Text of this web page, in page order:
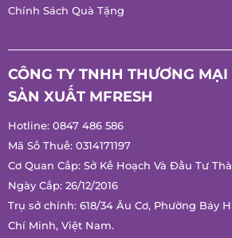
Chính Sách Bảo Hành
CÔNG TY TNHH THƯƠNG MẠI
Hotline:0847 486 586
Mã Số Thuế: 0314171197
Cơ Quan Cấp: Sở Kế Hoạch Và Đầu Tư
Minh.
Ngày Cấp: 26/12/2016